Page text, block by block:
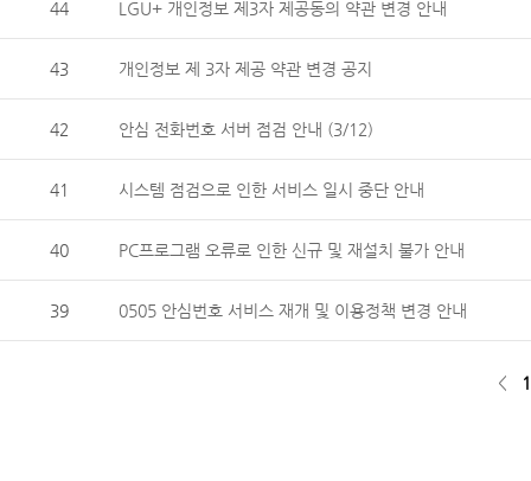
44 LGU+ 개인정보 제3자 제공동의 약관 변경 안내
43 개인정보 제 3자 제공 약관 변경 공지
42 안심 전화번호 서버 점검 안내 (3/12)
41 시스템 점검으로 인한 서비스 일시 중단 안내
40 PC프로그램 오류로 인한 신규 및 재설치 불가 안내
39 0505 안심번호 서비스 재개 및 이용정책 변경 안내
< 1